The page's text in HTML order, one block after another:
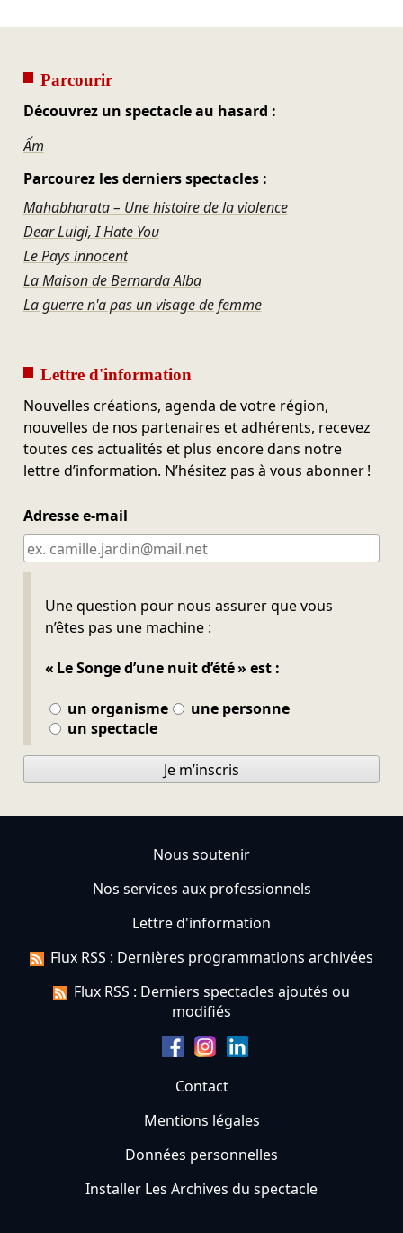
Parcourir
Découvrez un spectacle au hasard :
Ấm
Parcourez les derniers spectacles :
Mahabharata – Une histoire de la violence
Dear Luigi, I Hate You
Le Pays innocent
La Maison de Bernarda Alba
La guerre n'a pas un visage de femme
Lettre d'information
Nouvelles créations, agenda de votre région,
nouvelles de nos partenaires et adhérents, recevez
toutes ces actualités et plus encore dans notre
lettre d’information. N’hésitez pas à vous abonner !
Adresse e-mail
Une question pour nous assurer que vous
n’êtes pas une machine :
« Le Songe d’une nuit d’été » est :
un organisme
une personne
un spectacle
Ne pas remplir
Je m’inscris
Nous soutenir
Nos services aux professionnels
Lettre d'information
Flux RSS : Dernières programmations archivées
Flux RSS : Derniers spectacles ajoutés ou
modifiés
Contact
Mentions légales
Données personnelles
Installer Les Archives du spectacle